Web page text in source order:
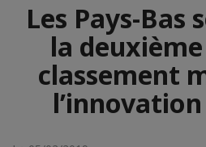
Les Pays-Bas
la
classement